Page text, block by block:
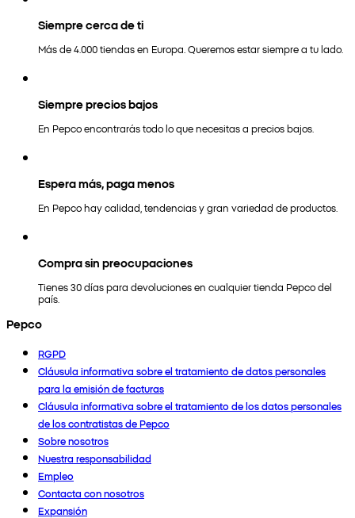
Siempre cerca de ti
Más de 4.000 tiendas en Europa. Queremos estar siempre a tu lado.
Siempre precios bajos
En Pepco encontrarás todo lo que necesitas a precios bajos.
Espera más, paga menos
En Pepco hay calidad, tendencias y gran variedad de productos.
Compra sin preocupaciones
Tienes 30 días para devoluciones en cualquier tienda Pepco del
país.
Pepco
RGPD
Cláusula informativa sobre el tratamiento de datos personales
para la emisión de facturas
Cláusula informativa sobre el tratamiento de los datos personales
de los contratistas de Pepco
Sobre nosotros
Nuestra responsabilidad
Empleo
Contacta con nosotros
Expansión